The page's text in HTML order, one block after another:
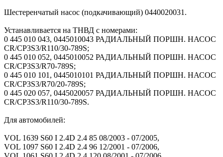
Шестеренчатый насос (подкачивающий) 0440020031.
Устанавливается на ТНВД с номерами:
0 445 010 043, 0445010043 РАДИАЛЬНЫЙ ПОРШН. НАСОС
CR/CP3S3/R110/30-789S;
0 445 010 052, 0445010052 РАДИАЛЬНЫЙ ПОРШН. НАСОС
CR/CP3S3/R70-789S;
0 445 010 101, 0445010101 РАДИАЛЬНЫЙ ПОРШН. НАСОС
CR/CP3S3/R70/20-789S;
0 445 020 057, 0445020057 РАДИАЛЬНЫЙ ПОРШН. НАСОС
CR/CP3S3/R110/30-789S.
Для автомобилей:
VOL 1639 S60 I 2.4D 2.4 85 08/2003 - 07/2005,
VOL 1097 S60 I 2.4D 2.4 96 12/2001 - 07/2006,